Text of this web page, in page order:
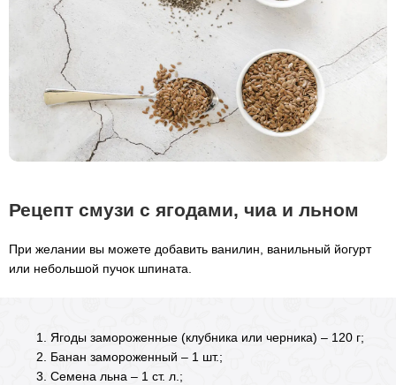
Рецепт смузи с ягодами, чиа и льном
При желании вы можете добавить ванилин, ванильный йогурт
или небольшой пучок шпината.
Ягоды замороженные (клубника или черника) – 120 г;
Банан замороженный – 1 шт.;
Семена льна – 1 ст. л.;